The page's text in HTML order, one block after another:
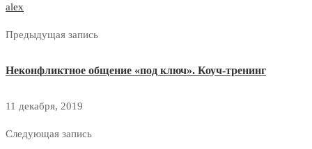
alex
Предыдущая запись
Неконфликтное общение «под ключ». Коуч-тренинг
11 декабря, 2019
Следующая запись